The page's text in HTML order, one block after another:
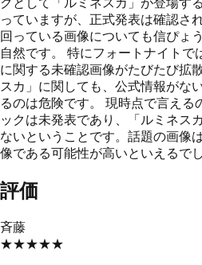
クとして「ルミネスカ」が登場す
っていますが、正式発表は確認さ
回っている画像についても信ぴょ
自然です。 特にフォートナイトで
に関する未確認画像がたびたび拡
スカ」に関しても、公式情報がな
るのは危険です。 現時点で言える
ックは未発表であり、「ルミネス
ないということです。話題の画像
像である可能性が高いといえるでし
評価
斉藤
★★★★★